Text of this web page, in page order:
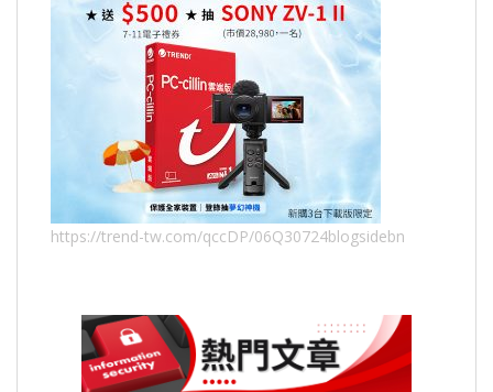
https://trend-tw.com/qccDP/06Q30724blogsidebn